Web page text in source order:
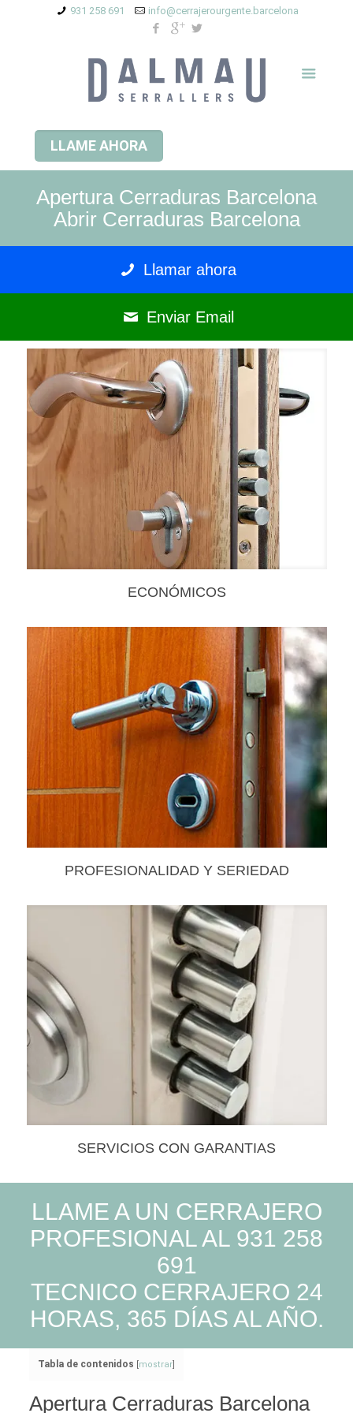
931 258 691 info@cerrajerourgente.barcelona
LLAME AHORA
Apertura Cerraduras Barcelona
Abrir Cerraduras Barcelona
Llamar ahora
Enviar Email
ECONÓMICOS
PROFESIONALIDAD Y SERIEDAD
SERVICIOS CON GARANTIAS
LLAME A UN CERRAJERO
PROFESIONAL AL 931 258
691
TECNICO CERRAJERO 24
HORAS, 365 DÍAS AL AÑO.
Tabla de contenidos mostrar
Apertura Cerraduras Barcelona